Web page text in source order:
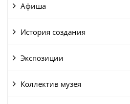
Афиша
История создания
Экспозиции
Коллектив музея